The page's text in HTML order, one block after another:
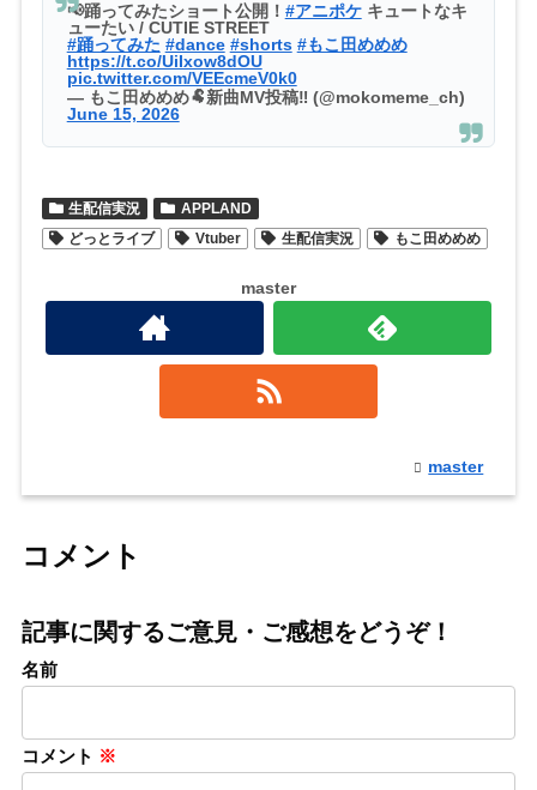
📢踊ってみたショート公開！ #アニポケキュートなキ
ューたい / CUTIE STREET
#踊ってみた #dance #shorts #もこ田めめめ
https://t.co/UiIxow8dOU
pic.twitter.com/VEEcmeV0k0
— もこ田めめめ🐏新曲MV投稿‼️ (@mokomeme_ch)
June 15, 2026
生配信実況
APPLAND
どっとライブ
Vtuber 生配信実況 もこ田めめめ
master
master
コメント
記事に関するご意見・ご感想をどうぞ！
名前
コメント ※